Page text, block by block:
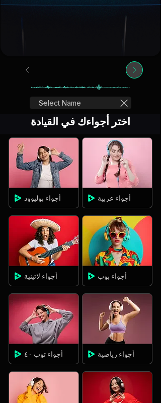
اختر أجواءك في القيادة
أجواء بوليوود
أجواء لاتينية
أجواء توب ٤٠
أجواء عربية
أجواء بوب
أجواء رياضية